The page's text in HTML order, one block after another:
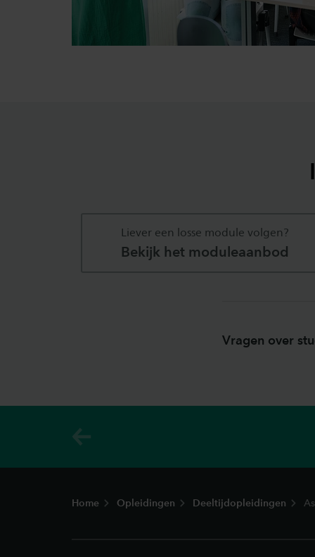
Liever een losse module volgen?
Bekijk het moduleaanbod
Vragen over
Home Opleidingen Deeltijdopleidingen